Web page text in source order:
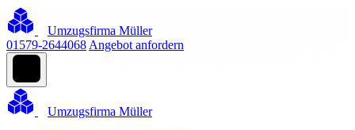
Umzugsfirma Müller
01579-2644068 Angebot anfordern
Umzugsfirma Müller